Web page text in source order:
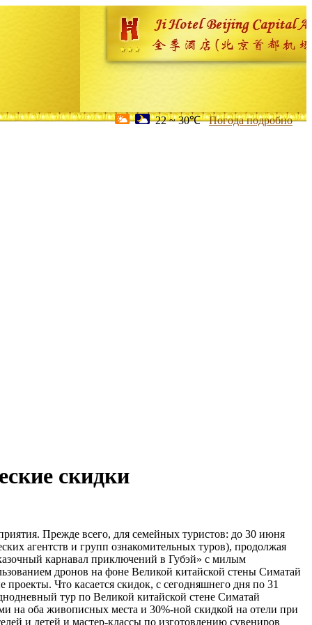
22 ~ 30℃ Погода подробно
скидки
Прежде всего, для семейных туристов: до 30 июня
агентств и групп ознакомительных туров), продолжая
карнавал приключений в Губэй» с милым
дронов на фоне Великой китайской стены Симатай
Что касается скидок, с сегодняшнего дня по 31
тур по Великой китайской стене Симатай
на оба живописных места и 30%-ной скидкой на отели при
и детей и мастер-классы по изготовлению сувениров